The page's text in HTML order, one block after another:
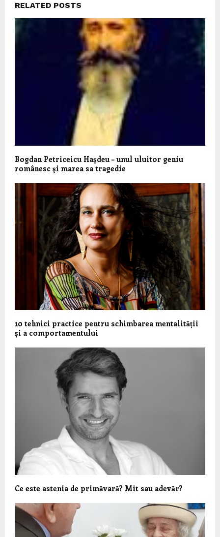
RELATED POSTS
Bogdan Petriceicu Haşdeu – unul uluitor geniu
românesc şi marea sa tragedie
10 tehnici practice pentru schimbarea mentalității
și a comportamentului
Ce este astenia de primăvară? Mit sau adevăr?